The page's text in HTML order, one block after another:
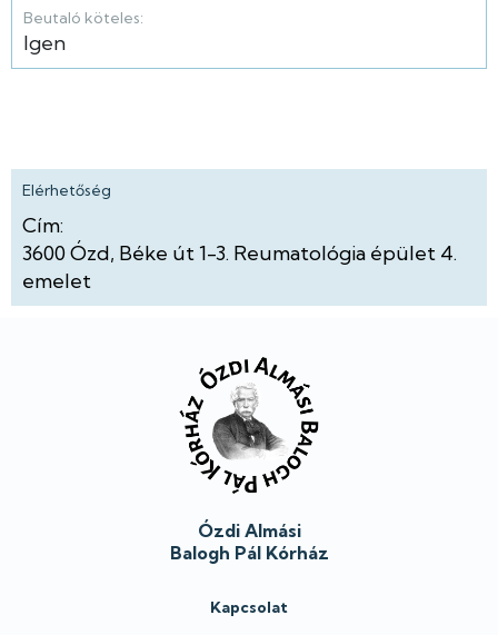
Beutaló köteles:
Igen
Elérhetőség
Cím:
3600Ózd Béke út1-3. Reumatológia épület 4.
emelet
Ózdi Almási
Balogh Pál Kórház
Kapcsolat